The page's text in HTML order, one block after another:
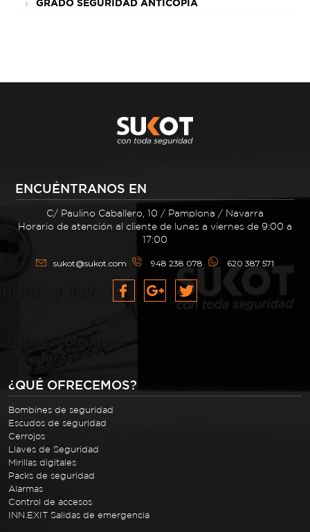
GRADO SEGURIDAD ANTICOPIA
ENCUÉNTRANOS EN
C/ Paulino Caballero, 10 / Pamplona / Navarra
Horario de atención al cliente de lunes a viernes de 9:00 a
17:00
sukot@sukot.com 948 238 078 620 387 571
¿QUÉ OFRECEMOS?
Bombines de seguridad
Escudos de seguridad
Cerrojos
Llaves de Seguridad
Mirillas digitales
Packs de seguridad
Alarmas
Control de accesos
INN.EXIT Salidas de emergencia